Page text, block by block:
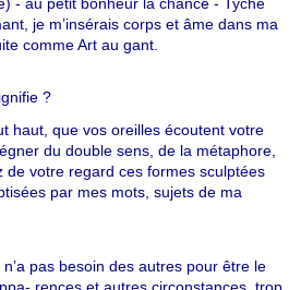
je m’insérais corps et âme dans ma
comme Art au gant.
?
haut, que vos oreilles écoutent votre
du double sens, de la métaphore,
de votre regard ces formes sculptées
par mes mots, sujets de ma
pas besoin des autres pour être le
rences et autres circonstances, trop